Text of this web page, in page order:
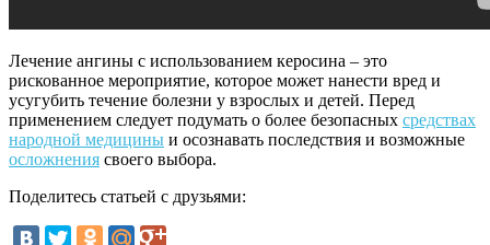
Лечение ангины с использованием керосина – это
рискованное мероприятие, которое может нанести вред и
усугубить течение болезни у взрослых и детей. Перед
применением следует подумать о более безопасных средствах
народной медицины и осознавать последствия и возможные
осложнения своего выбора.
Поделитесь статьей с друзьями: